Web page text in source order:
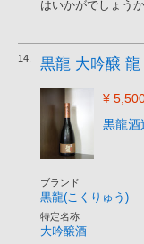
はいかがでしょう
14. 黒龍 大吟醸 龍
¥
黒龍酒
ブランド
黒龍(こくりゅう)
特定名称
大吟醸酒